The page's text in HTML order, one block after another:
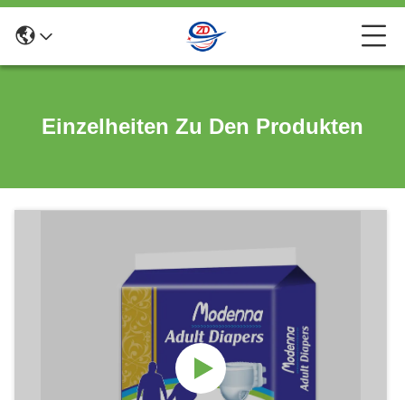
Einzelheiten Zu Den Produkten